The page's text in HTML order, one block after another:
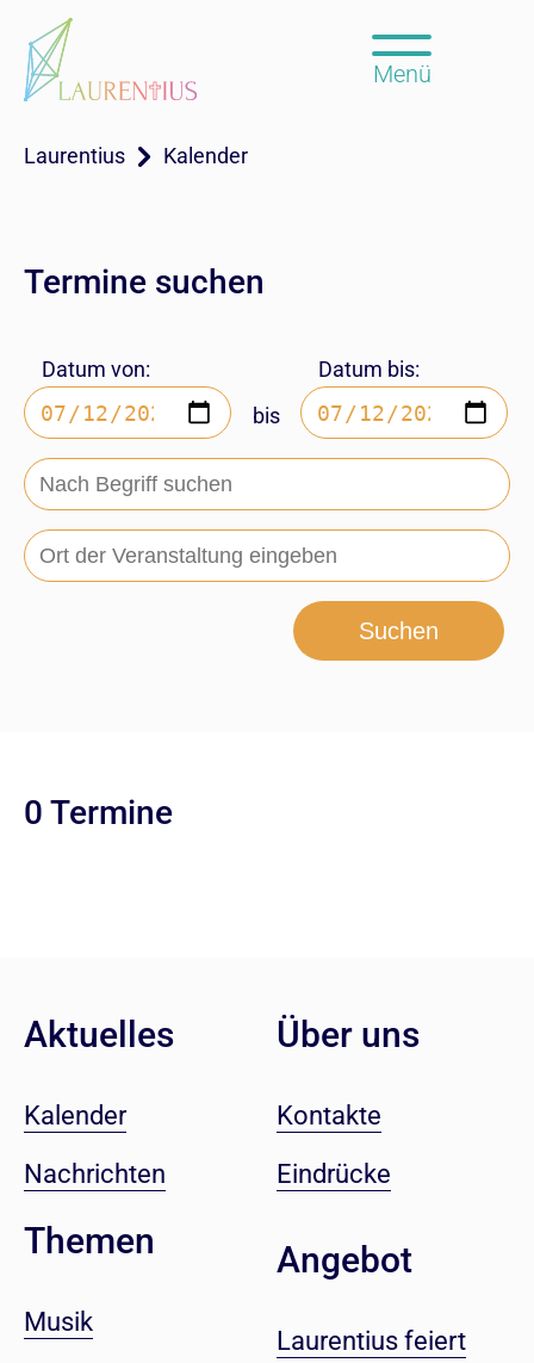
Menü
Laurentius Kalender
Termine suchen
Datum von:
bis
Datum bis:
Suchen
0 Termine
Aktuelles
Kalender
Nachrichten
Themen
Musik
Über uns
Kontakte
Eindrücke
Angebot
Laurentius feiert